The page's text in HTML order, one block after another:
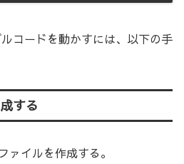
コードを動かすには、以下の手
する
ァイルを作成する。